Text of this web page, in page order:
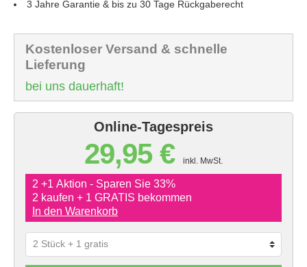
3 Jahre Garantie & bis zu 30 Tage Rückgaberecht
Kostenloser Versand & schnelle
Lieferung
bei uns dauerhaft!
Online-Tagespreis
29,95 € inkl. MwSt.
2 +1 Aktion - Sparen Sie 33%
2 kaufen + 1 GRATIS bekommen
In den Warenkorb